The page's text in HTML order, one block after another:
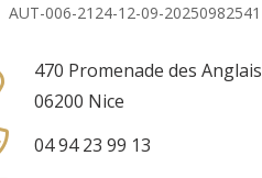
AUT-006-2124-12-09-20250982541
470 Promenade des Anglais
06200 Nice
04 94 23 99 13